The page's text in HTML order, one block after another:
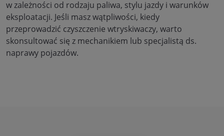
w zależności od rodzaju paliwa, stylu jazdy i warunków
eksploatacji. Jeśli masz wątpliwości, kiedy
przeprowadzić czyszczenie wtryskiwaczy, warto
skonsultować się z mechanikiem lub specjalistą ds.
naprawy pojazdów.